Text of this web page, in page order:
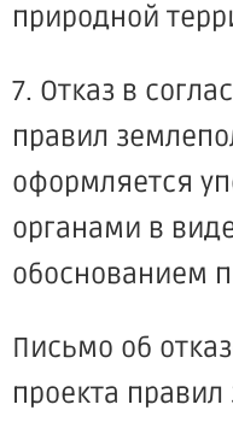
природной
7. Отказ в
правил
оформляется
органами в
обоснованием
Письмо об
проекта